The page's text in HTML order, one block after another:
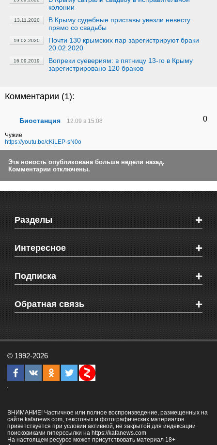
колонии
13.11.2020
В Крыму судебные приставы увезли невесту
прямо со свадьбы
19.02.2020
Почти 130 крымских пар зарегистрируют браки
20.02.2020
16.09.2019
Вопреки суевериям: в пятницу 13-го в Крыму
зарегистрировано 120 браков
Комментарии (1):
Биостанция 12.09 в 15:08 0
Чужие
https://youtu.be/cKiLEP-sN0o
Эта новость опубликована больше недели назад.
Комментарии отключены.
Разделы +
Новости Феодосии
Новости Крыма
Мировые новости
Объявления
Здоровье
СМС мнения читателей
Интересное +
Видео о Феодосии
Веб-камеры Феодосии
Блоги феодосийцев
Школы Феодосии
Подписка +
Печатная версия газеты "Кафа"
RSS
Обратная связь +
Рекламодателям
Контактная информация
© 1992-2026
ВНИМАНИЕ! Частичное или полное воспроизведение, размещенных на
сайте kafanews.com, текстовых и фотографических материалов
приветствуется при условии активной, не закрытой для индексации
поисковиками гиперссылки на https://kafanews.com
На настоящем ресурсе может присутствовать материал 18+